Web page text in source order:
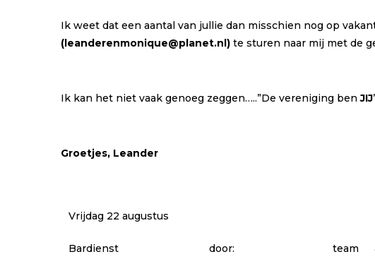
Ik weet dat een aantal van jullie dan misschien nog op
(leanderenmonique@planet.nl)te sturen naar mij met de
Ik kan het niet vaak genoeg zeggen…..”De vereniging benJIJ
Groetjes, Leander
Vrijdag 22 augustus
Bardienst door: team